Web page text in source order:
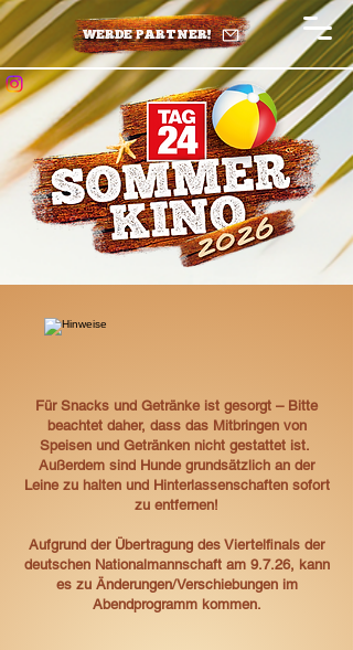
WERDE PARTNER!
Für Snacks und Getränke ist gesorgt – Bitte
beachtet daher, dass das Mitbringen von
Speisen und Getränken nicht gestattet ist.
Außerdem sind Hunde grundsätzlich an der
Leine zu halten und Hinterlassenschaften sofort
zu entfernen!
Aufgrund der Übertragung des Viertelfinals der
deutschen Nationalmannschaft am 9.7.26, kann
es zu Änderungen/Verschiebungen im
Abendprogramm kommen.